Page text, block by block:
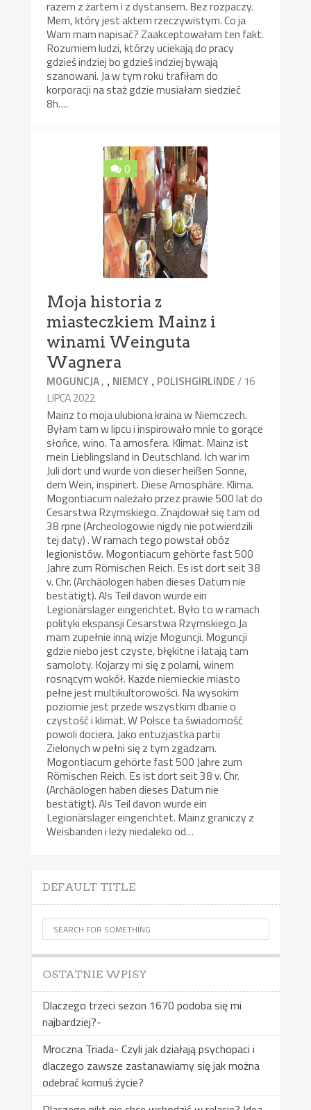
razem z żartem i z dystansem. Bez rozpaczy.
Mem, który jest aktem rzeczywistym. Co ja
Wam mam napisać? Zaakceptowałam ten fakt.
Rozumiem ludzi, którzy uciekają do pracy
gdzieś indziej bo gdzieś indziej bywają
szanowani. Ja w tym roku trafiłam do
korporacji na staż gdzie musiałam siedzieć
8h….
0
Moja historia z
miasteczkiem Mainz i
winami Weinguta
Wagnera
MOGUNCJA , , NIEMCY , POLISHGIRLINDE/ 16
LIPCA 2022
Mainz to moja ulubiona kraina w Niemczech.
Byłam tam w lipcu i inspirowało mnie to gorące
słońce, wino. Ta amosfera. Klimat. Mainz ist
mein Lieblingsland in Deutschland. Ich war im
Juli dort und wurde von dieser heißen Sonne,
dem Wein, inspiriert. Diese Amosphäre. Klima.
Mogontiacum należało przez prawie 500 lat do
Cesarstwa Rzymskiego. Znajdował się tam od
38 rpne (Archeologowie nigdy nie potwierdzili
tej daty) . W ramach tego powstał obóz
legionistów. Mogontiacum gehörte fast 500
Jahre zum Römischen Reich. Es ist dort seit 38
v. Chr. (Archäologen haben dieses Datum nie
bestätigt). Als Teil davon wurde ein
Legionärslager eingerichtet. Było to w ramach
polityki ekspansji Cesarstwa Rzymskiego.Ja
mam zupełnie inną wizje Moguncji. Moguncji
gdzie niebo jest czyste, błękitne i latają tam
samoloty. Kojarzy mi się z polami, winem
rosnącym wokół. Każde niemieckie miasto
pełne jest multikultorowości. Na wysokim
poziomie jest przede wszystkim dbanie o
czystość i klimat. W Polsce ta świadomość
powoli dociera. Jako entuzjastka partii
Zielonych w pełni się z tym zgadzam.
Mogontiacum gehörte fast 500 Jahre zum
Römischen Reich. Es ist dort seit 38 v. Chr.
(Archäologen haben dieses Datum nie
bestätigt). Als Teil davon wurde ein
Legionärslager eingerichtet. Mainz graniczy z
Weisbanden i leży niedaleko od…
DEFAULT TITLE
OSTATNIE WPISY
Dlaczego trzeci sezon 1670 podoba się mi
najbardziej?-
Mroczna Triada- Czyli jak działają psychopaci i
dlaczego zawsze zastanawiamy się jak można
odebrać komuś życie?